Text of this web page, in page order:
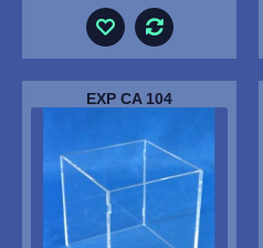
EXP CA 104